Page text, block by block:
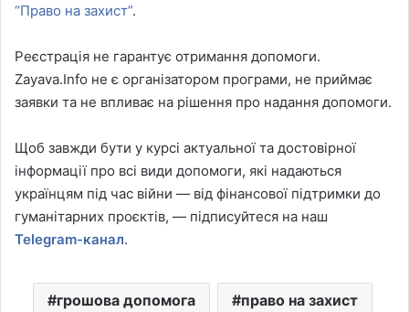
“Право на захист”.
Реєстрація не гарантує отримання допомоги.
Zayava.Info не є організатором програми, не приймає
заявки та не впливає на рішення про надання допомоги.
Щоб завжди бути у курсі актуальної та достовірної
інформації про всі види допомоги, які надаються
українцям під час війни — від фінансової підтримки до
гуманітарних проєктів, — підписуйтеся на наш
Telegram-канал.
грошова допомога право на захист